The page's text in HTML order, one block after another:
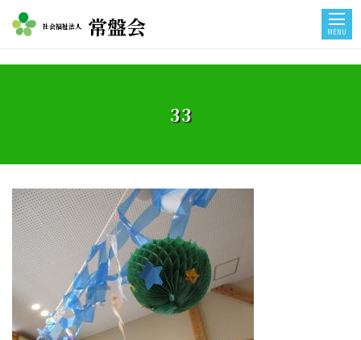
社会福祉法人 常盤会 MENU
33